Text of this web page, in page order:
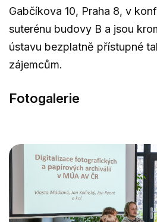
Gabčíkova 10, Praha 8, v
suterénu budovy B a jsou
ústavu bezplatně přístupné
zájemcům.
Fotogalerie